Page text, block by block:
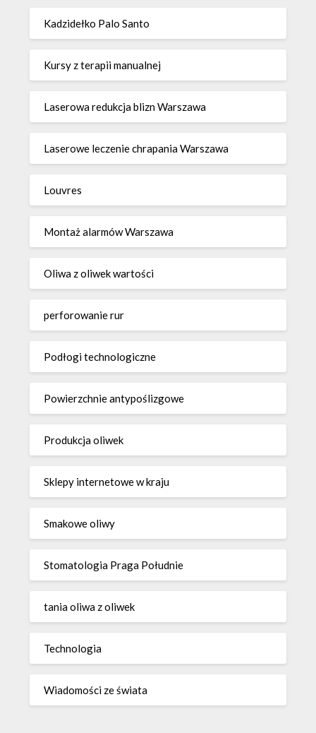
Kadzidełko Palo Santo
Kursy z terapii manualnej
Laserowa redukcja blizn Warszawa
Laserowe leczenie chrapania Warszawa
Louvres
Montaż alarmów Warszawa
Oliwa z oliwek wartości
perforowanie rur
Podłogi technologiczne
Powierzchnie antypoślizgowe
Produkcja oliwek
Sklepy internetowe w kraju
Smakowe oliwy
Stomatologia Praga Południe
tania oliwa z oliwek
Technologia
Wiadomości ze świata